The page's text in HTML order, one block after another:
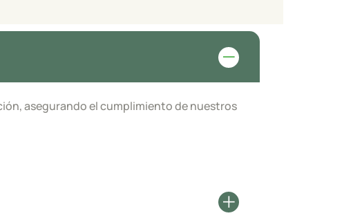
asegurando el cumplimiento de nuestros